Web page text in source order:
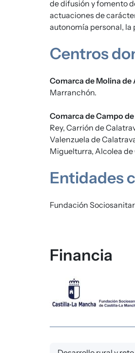
de difusión y fomento
actuaciones de
autonomía personal,
Centros
Comarca de Molina de
Marranchón.
Comarca de Campo
Rey, Carrión de
Valenzuela de
Miguelturra, Alcolea de
Entidades
Fundación
Financia